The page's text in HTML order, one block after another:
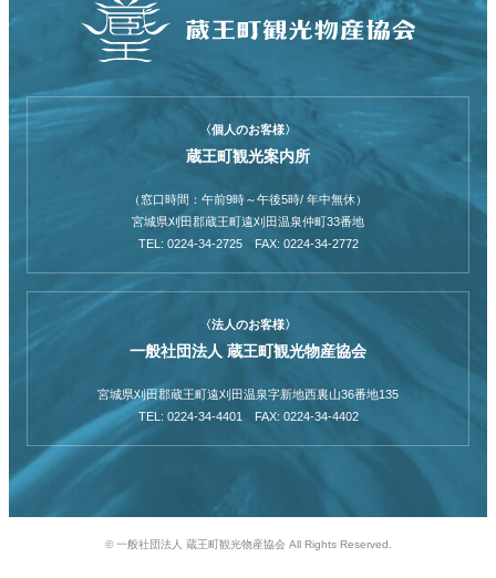
〈個人のお客様〉
蔵王町観光案内所
（窓口時間：午前9時～午後5時/ 年中無休）
宮城県刈田郡蔵王町遠刈田温泉仲町33番地
TEL: 0224-34-2725 FAX: 0224-34-2772
〈法人のお客様〉
一般社団法人 蔵王町観光物産協会
宮城県刈田郡蔵王町遠刈田温泉字新地西裏山36番地135
TEL: 0224-34-4401 FAX: 0224-34-4402
© 一般社団法人 蔵王町観光物産協会 All Rights Reserved.